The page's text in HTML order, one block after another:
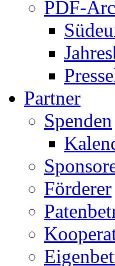
PDF-
Partner
Spenden
Förderer